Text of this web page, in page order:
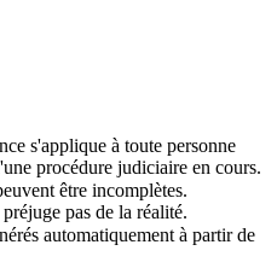
s'applique à toute personne
procédure judiciaire en cours.
être incomplètes.
pas de la réalité.
automatiquement à partir de